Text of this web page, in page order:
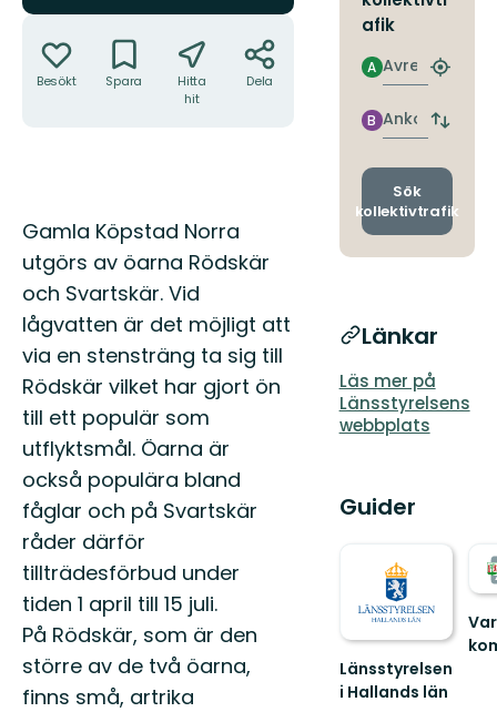
Besökt Spara
Hitta
hit
Dela
Beskrivning
Gamla Köpstad Norra
utgörs av öarna Rödskär
och Svartskär. Vid
lågvatten är det möjligt att
via en stensträng ta sig till
Rödskär vilket har gjort ön
till ett populär som
utflyktsmål. Öarna är
också populära bland
fåglar och på Svartskär
råder därför
tillträdesförbud under
tiden 1 april till 15 juli.
På Rödskär, som är den
större av de två öarna,
finns små, artrika
afik
Avresa
A
Hitta
Ankomst
B
Byt
och
Sök
kollektivtrafik
Länkar
Läs mer på
Länsstyrelsens
webbplats
Guider
Länsstyrelsen
i Hallands län